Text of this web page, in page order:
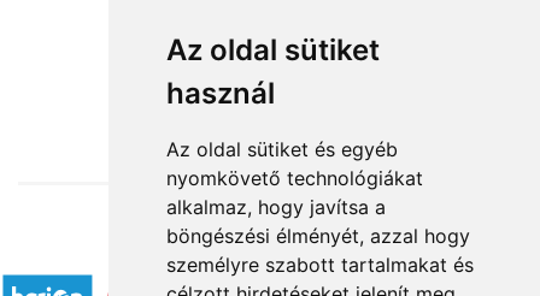
Az oldal sütiket
használ
Az oldal sütiket és egyéb
nyomkövető technológiákat
alkalmaz, hogy javítsa a
böngészési élményét, azzal hogy
személyre szabott tartalmakat és
from HUF44,000
Accepted payment methods